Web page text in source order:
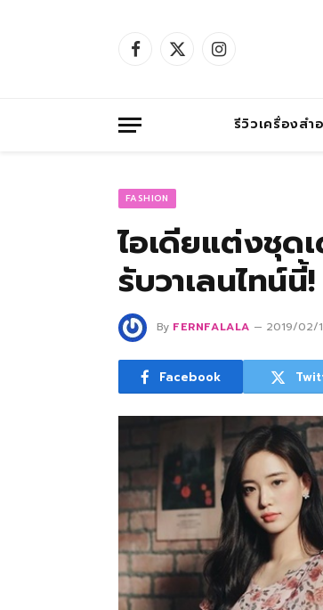
Facebook
X
Instagram
รีวิวเครื่องสำ
FASHION
ไอเดียแต่งชุด
รับวาเลนไทน์นี้!
By FERNFALALA 2019/02/
Facebook